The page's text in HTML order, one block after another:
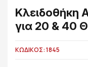
Κλειδοθήκη
για 20 & 40
ΚΩΔΙΚΟΣ: 1845